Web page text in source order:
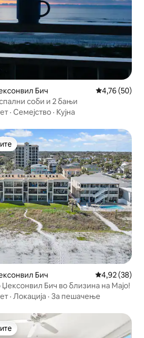
Бич Просечна
4,76 (50)
соби и 2 бањи
· Семејство · Кујна
на гостите“
Бич Просечна
4,92 (38)
Бич во близина на Мајо!
· Локација · За пешачење
на гостите“